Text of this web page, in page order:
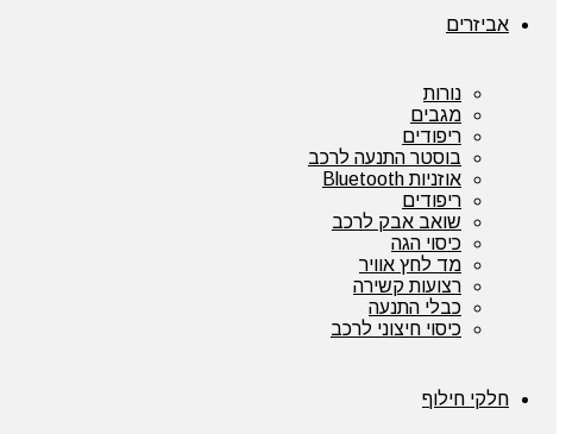
אביזרים
נורות
מגבים
ריפודים
בוסטר התנעה לרכב
אוזניות Bluetooth
ריפודים
שואב אבק לרכב
כיסוי הגה
מד לחץ אוויר
רצועות קשירה
כבלי התנעה
כיסוי חיצוני לרכב
חלקי חילוף